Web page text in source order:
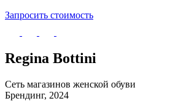
Запросить стоимость
Regina Bottini
Сеть магазинов женской обуви
Брендинг, 2024